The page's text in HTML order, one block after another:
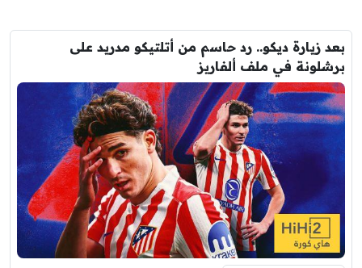
بعد زيارة ديكو.. رد حاسم من أتلتيكو مدريد على
برشلونة في ملف ألفاريز